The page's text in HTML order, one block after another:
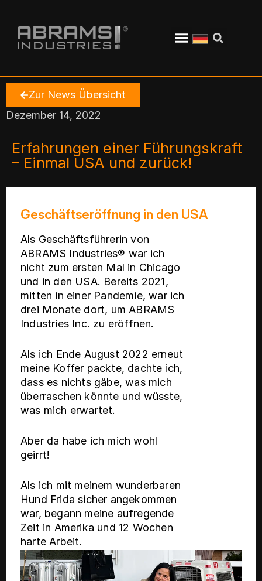
Zur News Übersicht
Dezember 14, 2022
Erfahrungen einer Führungskraft
– Einmal USA und zurück!
Geschäftseröffnung in den USA
Als Geschäftsführerin von
ABRAMS Industries® war ich
nicht zum ersten Mal in Chicago
und in den USA. Bereits 2021,
mitten in einer Pandemie, war ich
drei Monate dort, um ABRAMS
Industries Inc. zu eröffnen.
Als ich Ende August 2022 erneut
meine Koffer packte, dachte ich,
dass es nichts gäbe, was mich
überraschen könnte und wüsste,
was mich erwartet.
Aber da habe ich mich wohl
geirrt!
Als ich mit meinem wunderbaren
Hund Frida sicher angekommen
war, begann meine aufregende
Zeit in Amerika und 12 Wochen
harte Arbeit.